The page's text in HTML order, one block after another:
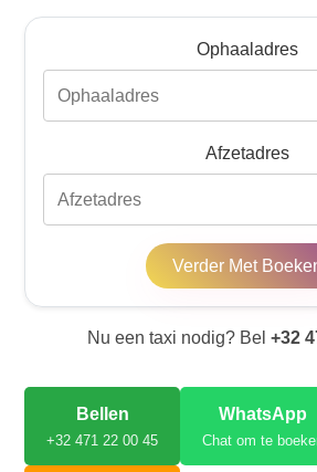
Ophaaladres
Afzetadres
Verder Met
Nu een taxi nodig? Bel +32
Bellen
+32 471 22 00 45
WhatsApp
Chat om te